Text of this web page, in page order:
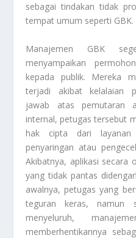
sebagai tindakan tidak
tempat umum seperti GBK.
Manajemen GBK
menyampaikan
kepada publik. Mereka
terjadi akibat kelalaian
jawab atas pemutaran
internal, petugas tersebut
hak cipta dari layanan
penyaringan atau
Akibatnya, aplikasi
yang tidak pantas
awalnya, petugas yang
teguran keras, namun
menyeluruh,
memberhentikannya